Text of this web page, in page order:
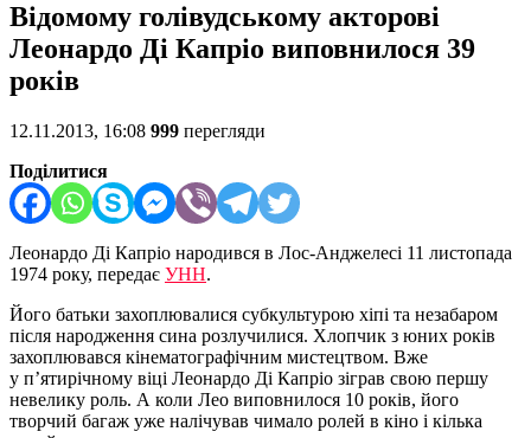
Відомому голівудському акторові
Леонардо Ді Капріо виповнилося 39
років
12.11.2013, 16:08 999 перегляди
Поділитися
Леонардо Ді Капріо народився в Лос-Анджелесі 11 листопада
1974 року, передає УНН.
Його батьки захоплювалися субкультурою хіпі та незабаром
після народження сина розлучилися. Хлопчик з юних років
захоплювався кінематографічним мистецтвом. Вже
у п’ятирічному віці Леонардо Ді Капріо зіграв свою першу
невелику роль. А коли Лео виповнилося 10 років, його
творчий багаж уже налічував чимало ролей в кіно і кілька